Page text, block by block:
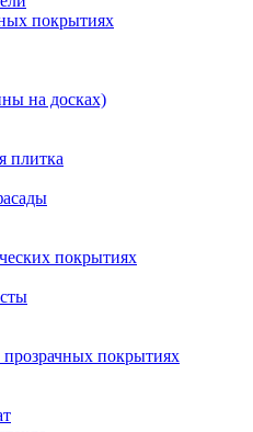
покрытиях
на досках)
плитка
покрытиях
прозрачных покрытиях